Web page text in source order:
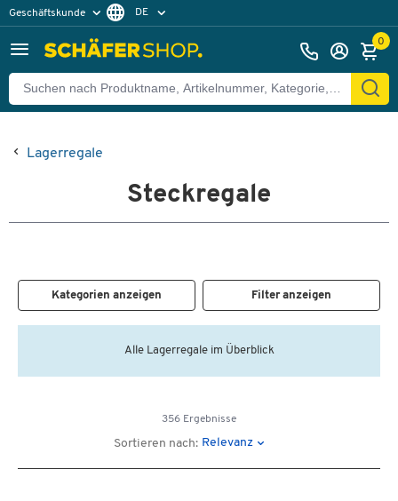
Geschäftskunde DE
0
Lagerregale
Steckregale
Kategorien anzeigen Filter anzeigen
Alle Lagerregale im Überblick
356 Ergebnisse
Sortieren nach: Relevanz